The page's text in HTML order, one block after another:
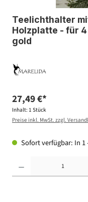
Teelichthalter
Holzplatte - für
gold
27,49 €*
Inhalt: 1 Stück
Preise inkl. MwSt. zzgl.
Sofort verfügbar: In 1